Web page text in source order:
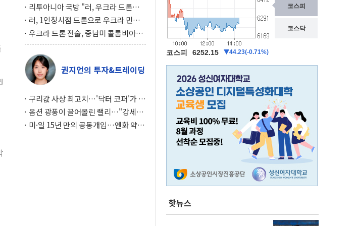
리투아니아 국방 "러, 우크라 드론으
로 나토 회원국 공격 검토… 거짓 깃발
작전"
러, 1인칭시점 드론으로 우크라 민간
인 '사파리' 공격… 시민들 공포감 극
대화 전략
우크라 드론 전술, 중남미 콜롬비아에
새 안보 위기… 반군·마약카르텔이 습
득해 전투 활용
권지언의 투자&트레이딩
구리값 사상 최고치…'닥터 코퍼'가 말
하는 경기 신호가 달라졌다
옵션 광풍이 끌어올린 랠리…"강세장
이면에 과열 경고등"
미·일 15년 만의 공동개입…엔화 약세
핫뉴스